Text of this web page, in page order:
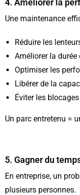
4. Améliorer la
Une maintenance
Réduire les
Améliorer la durée
Optimiser les
Libérer de la
Éviter les
Un parc entretenu =
5. Gagner du
En entreprise, un
plusieurs personnes.